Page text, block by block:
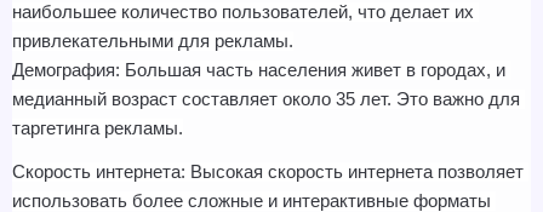
наибольшее количество пользователей, что делает их
привлекательными для рекламы.
Демография: Большая часть населения живет в городах, и
медианный возраст составляет около 35 лет. Это важно для
таргетинга рекламы.
Скорость интернета: Высокая скорость интернета позволяет
использовать более сложные и интерактивные форматы